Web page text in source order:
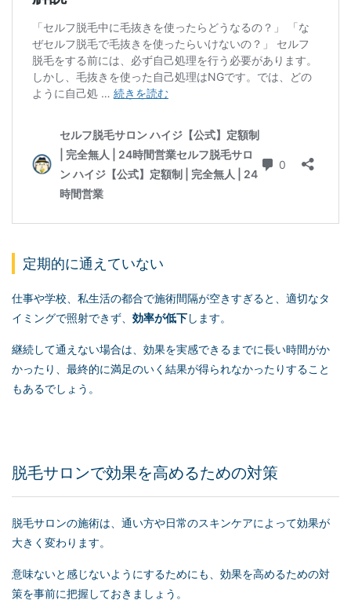
定期的に通えていない
仕事や学校、私生活の都合で施術間隔が空きすぎると、適切なタ
イミングで照射できず、 効率が低下します。
継続して通えない場合は、効果を実感できるまでに長い時間がか
かったり、最終的に満足のいく結果が得られなかったりすること
もあるでしょう。
脱毛サロンで効果を高めるための対策
脱毛サロンの施術は、通い方や日常のスキンケアによって効果が
大きく変わります。
意味ないと感じないようにするためにも、効果を高めるための対
策を事前に把握しておきましょう。